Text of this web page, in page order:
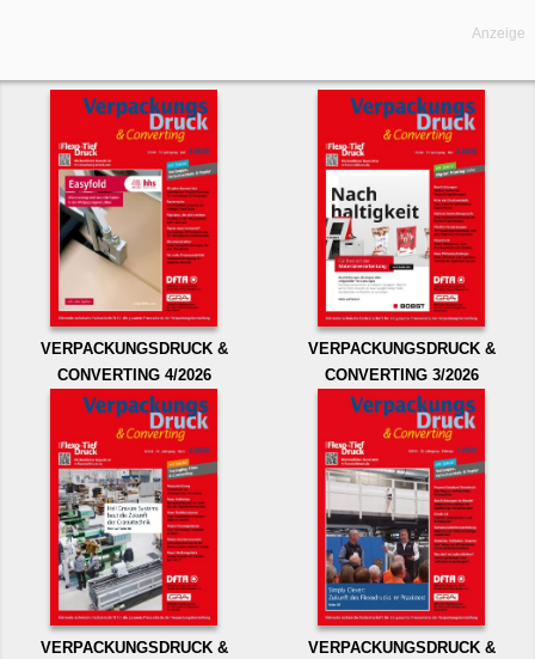
Anzeige
VERPACKUNGSDRUCK &
CONVERTING 4/2026
VERPACKUNGSDRUCK &
CONVERTING 3/2026
VERPACKUNGSDRUCK &
VERPACKUNGSDRUCK &